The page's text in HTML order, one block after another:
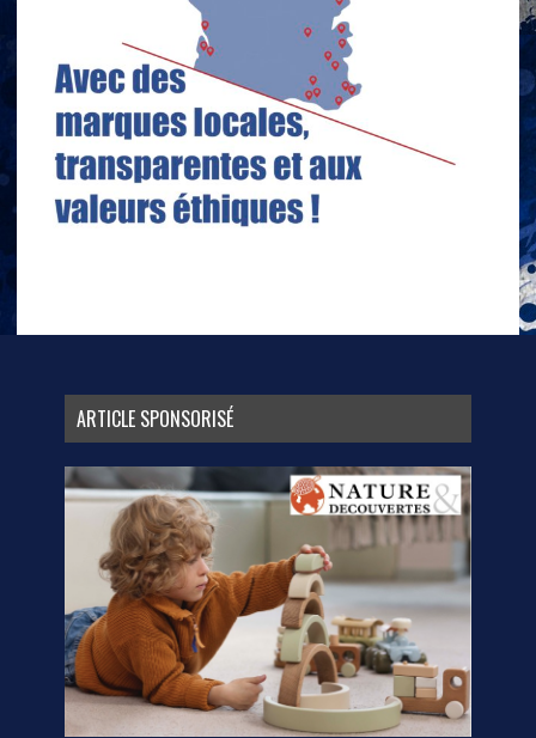
ARTICLE SPONSORISÉ